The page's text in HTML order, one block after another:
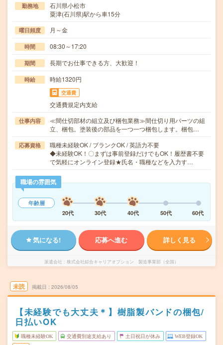
勤務地
石川県小松市
粟津(石川県)駅から車15分
曜日頻度 月～金
時間 08:30～17:20
期間 長期でお仕事できる方、大歓迎！
時給 時給1320円
交通費
交通費規定内支給
仕事内容
≪間仕切部材の組立及び梱包業務≫間仕切り用パーツの組
立、梱包。塗装後の部品を一つ一つ梱包します。梱包…
応募資格
職種未経験OK / ブランクOK / 英語力不要
◆未経験OK！〇まずは事前登録だけでもOK！履歴書不要
で気軽にオンライン登録★氏名・職種などを入力す…
職場の雰囲気
年齢層
20代
30代 40代 50代 60代
気になる! 応募へ進む 詳しく見る
派遣会社 株式会社綜合キャリアオプション 製造事業部（全国）
未読 掲載日 2026/08/05
【未経験でも大丈夫＊】樹脂製バンドの梱包/
日払いOK
職種未経験OK 交通費別途支給あり 土日祝日が休み WEB登録OK